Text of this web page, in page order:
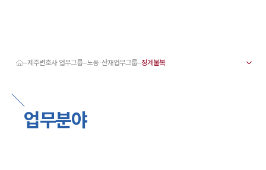
서울·제주변호사
제주형사전문변호사
제주이혼전문변호사
제주학교폭력변호사
제주변호사 업무그룹 노동·산재업무그룹
업무분야